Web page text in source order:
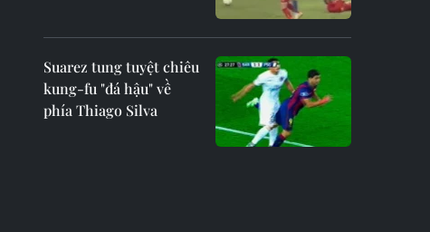
Suarez tung tuyệt chiêu
kung-fu "đá hậu" về
phía Thiago Silva